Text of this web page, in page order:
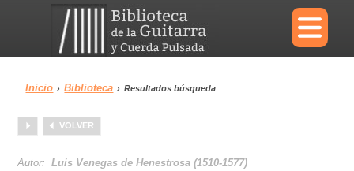
×
Menu
Biblioteca Diccionario
Inicio › Biblioteca › Resultados búsqueda
VOLVER
Autor:Luis Venegas de Henestrosa (1510-1577)